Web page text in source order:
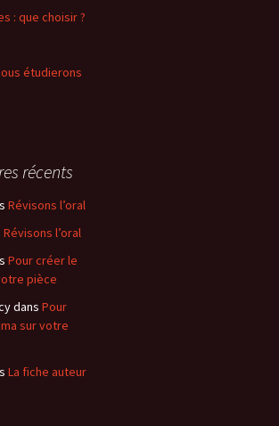
: que choisir ?
étudierons
récents
Révisons l’oral
Révisons l’oral
Pour créer le
pièce
dans Pour
sur votre
La fiche auteur